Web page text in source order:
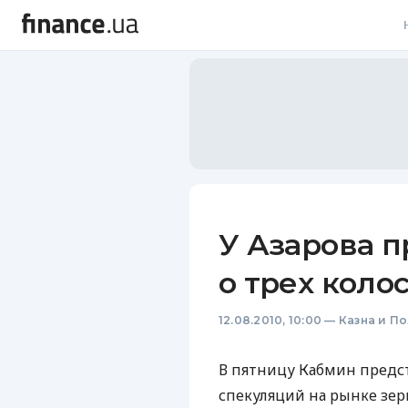
У Азарова
о трех
12.08.2010, 10:00 — Казна и
В пятницу Кабмин
спекуляций на рынке